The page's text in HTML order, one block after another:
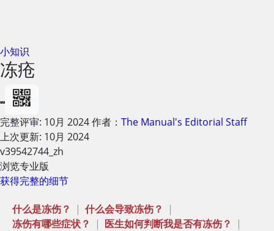
小知识
冻疮
完整评审: 10月 2024作者： The Manual's Editorial Staff
上次更新: 10月 2024
v39542744_zh
浏览专业版
获得完整的细节
什么是冻伤？ | 什么会导致冻伤？
|
冻伤有哪些症状？
| 医生如何判断我是否有冻伤？
|